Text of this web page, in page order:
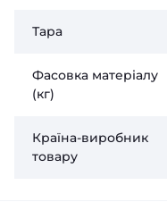
Тара
Фасовка матеріалу
(кг)
Країна-виробник
товару